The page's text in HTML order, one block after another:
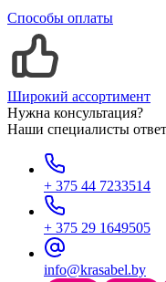
Способы оплаты
Широкий ассортимент
Нужна консультация?
Наши специалисты
+ 375 44 7233514
+ 375 29 1649505
info@krasabel.by